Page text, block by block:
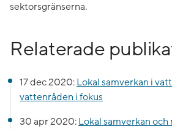
sektorsgränserna.
Relaterade
17 dec 2020: Lokal samverkan i
vattenråden i fokus
30 apr 2020: Lokal samverkan